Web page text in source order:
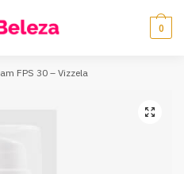
0
FPS 30 – Vizzela